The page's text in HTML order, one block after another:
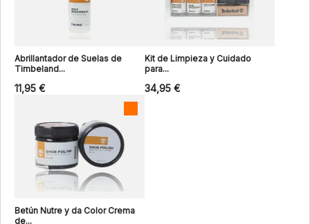
Abrillantador de Suelas de
Timbeland...
11,95 €
Kit de Limpieza y Cuidado
para...
34,95 €
Betún Nutre y da Color Crema
de...